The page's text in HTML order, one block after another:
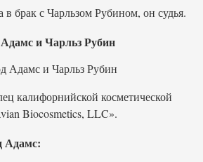
в брак с Чарльзом Рубином, он судья.
и Чарльз Рубин
калифорнийской косметической
Biocosmetics, LLC».
Адамс: